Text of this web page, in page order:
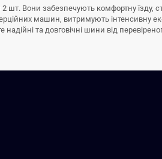
шт. Вони забезпечують комфортну їзду,
машин, витримують інтенсивну
та довговічні шини від